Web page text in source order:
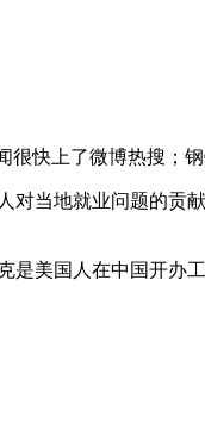
快上了微博热搜；
当地就业问题的贡
美国人在中国开